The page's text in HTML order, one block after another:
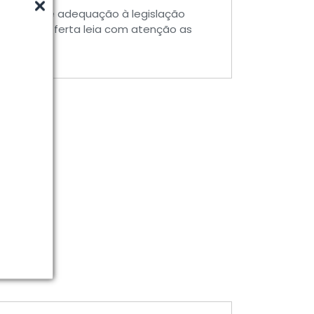
de adequação à legislação
uma oferta leia com atenção as